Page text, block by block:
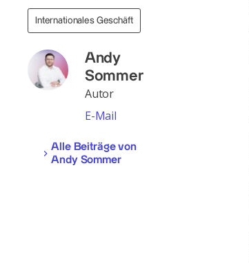
Internationales Geschäft
Andy
Sommer
Autor
E-Mail
Alle Beiträge von
Andy Sommer